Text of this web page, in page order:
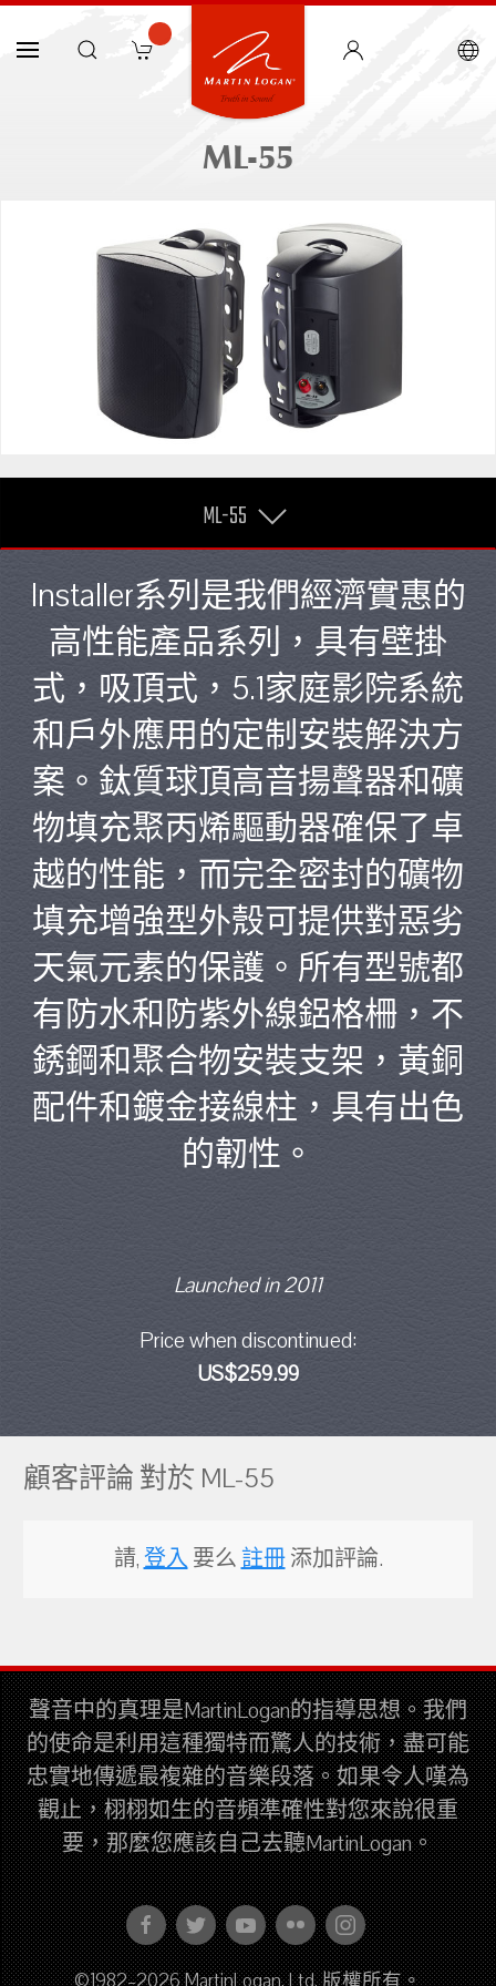
ML-55
ML-55
Installer系列是我們經濟實惠的
高性能產品系列，具有壁掛
式，吸頂式，5.1家庭影院系統
和戶外應用的定制安裝解決方
案。鈦質球頂高音揚聲器和礦
物填充聚丙烯驅動器確保了卓
越的性能，而完全密封的礦物
填充增強型外殼可提供對惡劣
天氣元素的保護。所有型號都
有防水和防紫外線鋁格柵，不
銹鋼和聚合物安裝支架，黃銅
配件和鍍金接線柱，具有出色
的韌性。
Launched in 2011
Price when discontinued:
US$259.99
顧客評論 對於 ML-55
請,登入要么 註冊添加評論.
聲音中的真理是MartinLogan的指導思想。我們
的使命是利用這種獨特而驚人的技術，盡可能
忠實地傳遞最複雜的音樂段落。如果令人嘆為
觀止，栩栩如生的音頻準確性對您來說很重
要，那麼您應該自己去聽MartinLogan。
©1982–2026 MartinLogan, Ltd. 版權所有。